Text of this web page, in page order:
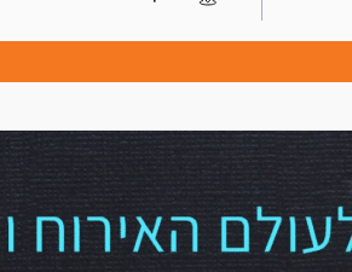
היי, אני סיגי
הצ'אטבוט החכמה
שלג'וב רסט.